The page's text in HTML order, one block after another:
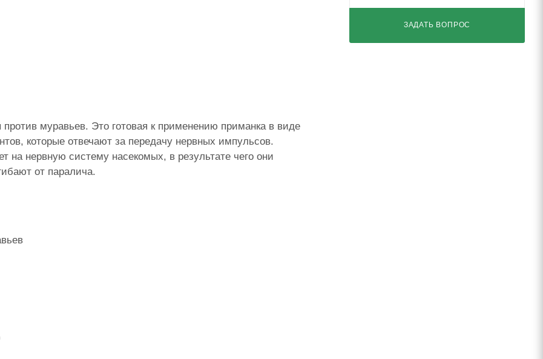
муравьев. Это готовая к применению приманка в виде
которые отвечают за передачу нервных импульсов.
на нервную систему насекомых, в результате чего они
от паралича.
ЗАДАТЬ ВОПРОС